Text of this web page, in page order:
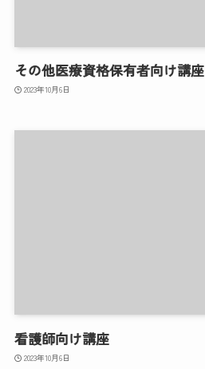
その他医療資格保有者向け講座
2023年10月6日
看護師向け講座
2023年10月6日